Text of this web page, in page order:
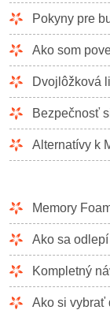
Pokyny pre
Dvojlôžková
Bezpečnosť
Alternatívy k
Memory
Ako sa
Kompletný
Ako si vybrať